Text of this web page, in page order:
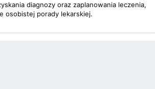
diagnozy oraz zaplanowania leczenia,
osobistej porady lekarskiej.